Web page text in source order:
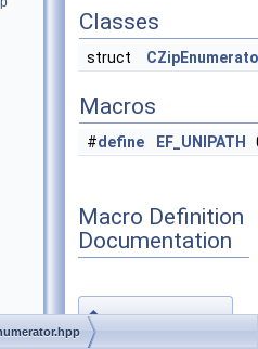
Classes
struct
Macros
#define EF_UNIPATH
Macro Definition
Documentation
◆
EF_UNIPATH